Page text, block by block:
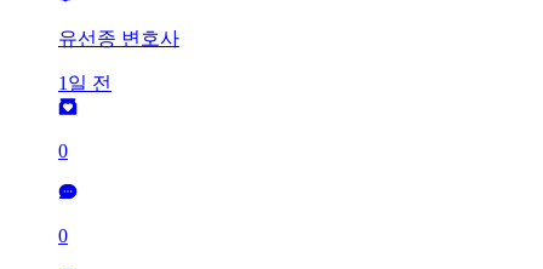
유선종 변호사
1일 전
0
0